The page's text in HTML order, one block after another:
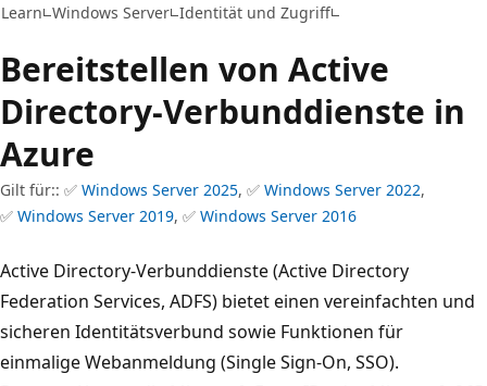
Learn Windows Server Identität und Zugriff
Bereitstellen von Active
Directory-Verbunddienste in
Azure
Gilt für:: ✅ Windows Server 2025, ✅ Windows Server 2022,
✅ Windows Server 2019, ✅ Windows Server 2016
Active Directory-Verbunddienste (Active Directory
Federation Services, ADFS) bietet einen vereinfachten und
sicheren Identitätsverbund sowie Funktionen für
einmalige Webanmeldung (Single Sign-On, SSO).